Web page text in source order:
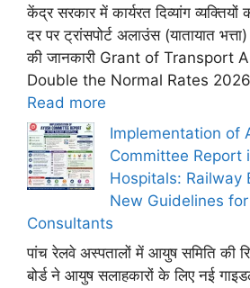
केंद्र सरकार में कार्यरत दिव्यांग व्यक्तियों
दर पर ट्रांसपोर्ट अलाउंस (यातायात
की जानकारी Grant of Transport
Double the Normal Rates
Read more
Implementation of
Committee Report
Hospitals: Railway
New Guidelines for
Consultants
पांच रेलवे अस्पतालों में आयुष समिति की
बोर्ड ने आयुष सलाहकारों के लिए नई